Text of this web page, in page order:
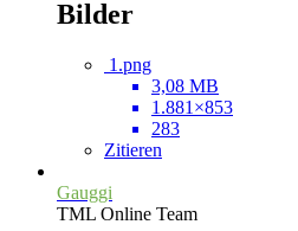
Bilder
1.png
3,08 MB
1.881×853
283
Zitieren
Gauggi
TML Online Team